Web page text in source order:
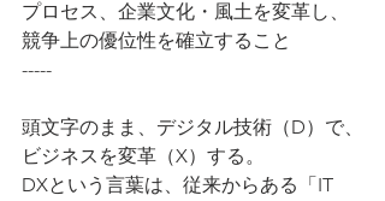
プロセス、企業文化・風土を変革し、
競争上の優位性を確立すること
-----
頭文字のまま、デジタル技術（D）で、
ビジネスを変革（X）する。
DXという言葉は、従来からある「IT